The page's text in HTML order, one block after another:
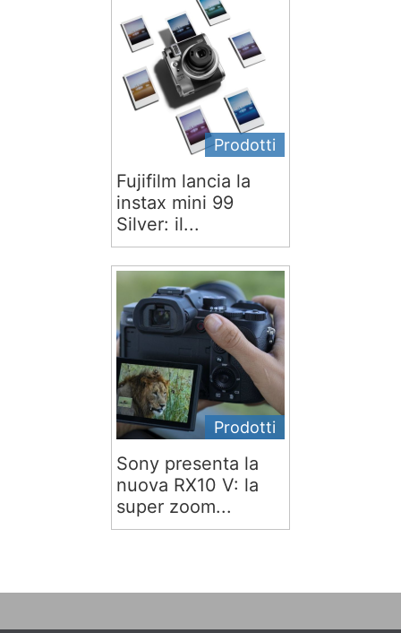
Prodotti
Fujifilm lancia la
instax mini 99
Silver: il...
Prodotti
Sony presenta la
nuova RX10 V: la
super zoom...